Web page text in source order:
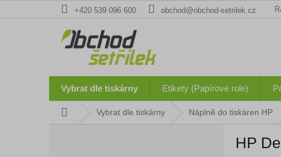
na
+420 539 096 600 obchod@obchod-setrilek.cz
Vybrat dle tiskárny Etikety (Papírové role)
Domů Vybrat dle tiskárny Náplně do tiskáren HP
HP